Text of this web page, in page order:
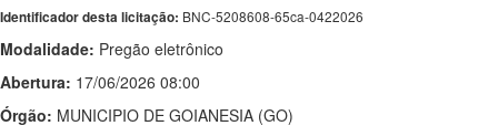
Identificador desta licitação: BNC-5208608-65ca-0422026
Modalidade: Pregão eletrônico
Abertura: 17/06/2026 08:00
Órgão: MUNICIPIO DE GOIANESIA (GO)